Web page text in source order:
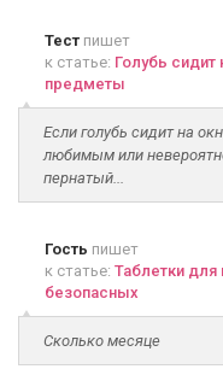
Тест пишет
к статье: Голубь сидит
предметы
Если голубь сидит на
любимым или
пернатый...
Гость пишет
к статье: Таблетки
безопасных
Сколько месяце